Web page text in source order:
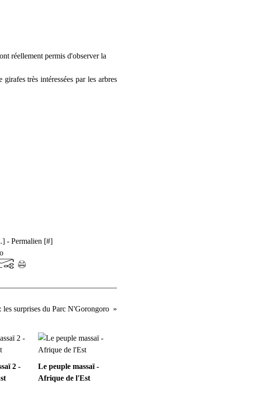
réellement permis d'observer la
très intéressées par les arbres
] - Permalien [#]
les surprises du Parc N'Gorongoro
2 -
Le peuple massaï -
Afrique de l'Est